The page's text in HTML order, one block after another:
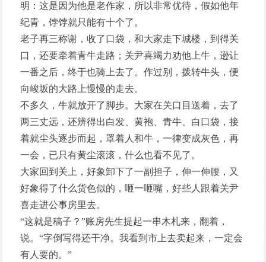
明：这是因为他是老作家，所以非常优待，假如他年
纪青，饽饽就只能有十个了。
老子再三称谢，收了口袋，和大家走下城楼，到得关
口，还要牵着青牛走路；关尹喜竭力劝他上牛，逊让
一番之后，终于也骑上去了。作过别，拨转牛头，便
向峻坂的大路上慢慢的走去。
不多久，牛就放开了脚步。大家在关口目送着，去了
两三丈远，还辨得出白发、黄袍、青牛、白口袋，接
着就尘头逐步而起，罩着人和牛，一律变成灰色，再
一会，已只有黄尘滚滚，什么也看不见了。
大家回到关上，好象卸下了一副担子，伸一伸腰，又
好象得了什么货色似的，咂一咂嘴，好些人跟着关尹
喜走进公事房里去。
“这就是稿子？”账房先生提起一串木札来，翻着，
说。“字倒写得还干净。我看到市上去卖起来，一定会
有人要的。”